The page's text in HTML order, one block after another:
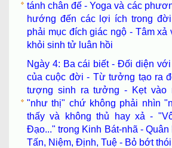
tánh chân đế - Yoga và các
hướng đến các lợi ích trong
phải mục đích giác ngộ - Tâm xả
khỏi sinh tử luân hồi
Ngày 4: Ba cái biết - Đối diện
của cuộc đời - Từ tưởng tạo ra
tượng sinh ra tưởng - Kẹt vào
"như thị" chứ không phải nhìn
thấy và không thủ hay xả -
Đạo..." trong Kinh Bát-nhã - Quân
Tấn, Niệm, Định, Tuệ - Bỏ bớt